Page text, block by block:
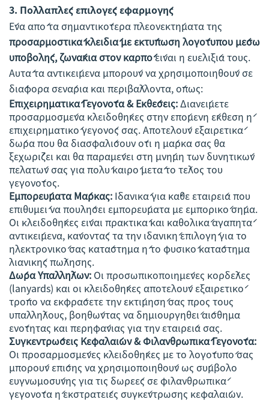
3. Πολλαπλές επιλογές εφαρμογής
Ένα από τα σημαντικότερα πλεονεκτήματα της
προσαρμοστικά κλειδιά με εκτύπωση λογότυπου μέσω
υποβολής, ζωνάκια στον καρπόείναι η ευελιξία τους.
Αυτά τα αντικείμενα μπορούν να χρησιμοποιηθούν σε
διάφορα σενάρια και περιβάλλοντα, όπως:
Επιχειρηματικά Γεγονότα & Εκθέσεις:Διανείμετε
προσαρμοσμένα κλειδοθήκες στην επόμενη έκθεση ή
επιχειρηματικό γεγονός σας. Αποτελούν εξαιρετικά
δώρα που θα διασφαλίσουν ότι η μάρκα σας θα
ξεχωρίζει και θα παραμένει στη μνήμη των δυνητικών
πελατών σας για πολύ καιρό μετά το τέλος του
γεγονότος.
Εμπορεύματα Μάρκας: Ιδανικά για κάθε εταιρεία που
επιθυμεί να πουλήσει εμπορεύματα με εμπορικό σήμα.
Οι κλειδοθήκες είναι πρακτικά και καθολικά αγαπητά
αντικείμενα, κάνοντάς τα την ιδανική επιλογή για το
ηλεκτρονικό σας κατάστημα ή το φυσικό κατάστημα
λιανικής πώλησης.
Δώρα Υπαλλήλων: Οι προσωπικοποιημένες κορδέλες
(lanyards) και οι κλειδοθήκες αποτελούν εξαιρετικό
τρόπο να εκφράσετε την εκτίμησή σας προς τους
υπαλλήλους, βοηθώντας να δημιουργηθεί αίσθημα
ενότητας και περηφάνιας για την εταιρεία σας.
Συγκεντρώσεις Κεφαλαίων & Φιλανθρωπικά Γεγονότα:
Οι προσαρμοσμένες κλειδοθήκες με το λογότυπό σας
μπορούν επίσης να χρησιμοποιηθούν ως σύμβολο
ευγνωμοσύνης για τις δωρεές σε φιλανθρωπικά
γεγονότα ή εκστρατείες συγκέντρωσης κεφαλαίων.